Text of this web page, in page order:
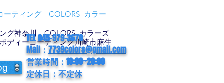
ーティング COLORS カラー
グ神奈川 COLORS カラーズ
ィーコーティング川崎市麻生
TEL 045-979-3670
Mail：7739colors@gmail.com
営業時間：10:00~20:00
定休日：不定休